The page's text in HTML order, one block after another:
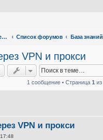
Список форумов База знаний
VPN и прокси
1 сообщение • Страница 1 из
VPN и прокси